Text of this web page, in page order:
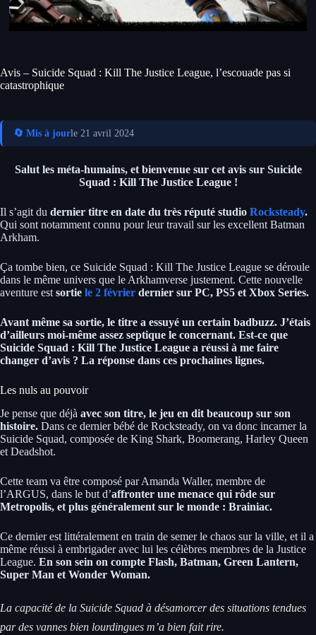
Avis – Suicide Squad : Kill The Justice League, l’escouade pas si
catastrophique
🔄 Mis à jourle 21 avril 2024
Salut les méta-humains, et bienvenue sur cet avis sur Suicide
Squad : Kill The Justice League !
Il s’agit du dernier titre en date du très réputé studio Rocksteady.
Qui sont notamment connu pour leur travail sur les excellent Batman
Arkham.
Ça tombe bien, ce Suicide Squad : Kill The Justice League se déroule
dans le même univers que le Arkhamverse justement. Cette nouvelle
aventure est sortie le 2 février dernier sur PC, PS5 et Xbox Series.
Avant même sa sortie, le titre a essuyé un certain badbuzz. J’étais
d’ailleurs moi-même assez septique le concernant. Est-ce que
Suicide Squad : Kill The Justice League a réussi à me faire
changer d’avis ? La réponse dans ces prochaines lignes.
Les nuls au pouvoir
Je pense que déjà avec son titre, le jeu en dit beaucoup sur son
histoire. Dans ce dernier bébé de Rocksteady, on va donc incarner la
Suicide Squad, composée de King Shark, Boomerang, Harley Queen
et Deadshot.
Cette team va être composé par Amanda Waller, membre de
l’ARGUS, dans le but d’affronter une menace qui rôde sur
Metropolis, et plus généralement sur le monde : Brainiac.
Ce dernier est littéralement en train de semer le chaos sur la ville, et il a
même réussi à embrigader avec lui les célèbres membres de la Justice
League. En son sein on compte Flash, Batman, Green Lantern,
Super Man et Wonder Woman.
La capacité de la Suicide Squad à désamorcer des situations tendues
par des vannes bien lourdingues m’a bien fait rire.